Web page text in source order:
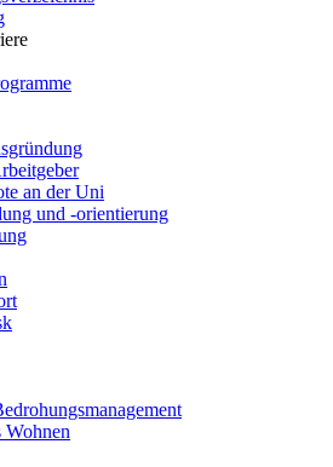
an der Uni
und -orientierung
Wohnen